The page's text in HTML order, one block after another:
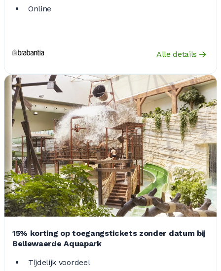
Online
Alle details
15% korting op toegangstickets zonder datum bij
Bellewaerde Aquapark
Tijdelijk voordeel